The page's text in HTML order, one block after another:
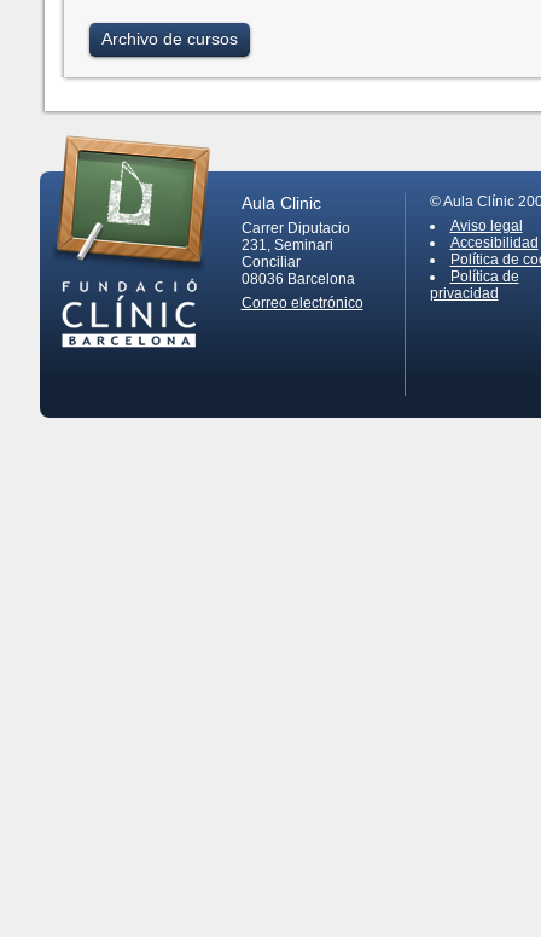
Archivo de cursos
Aula Clinic
Carrer Diputacio
231, Seminari
Conciliar
08036 Barcelona
Correo electrónico
© Aula Clínic
Aviso legal
Accesibilidad
Política de
Política de
privacidad